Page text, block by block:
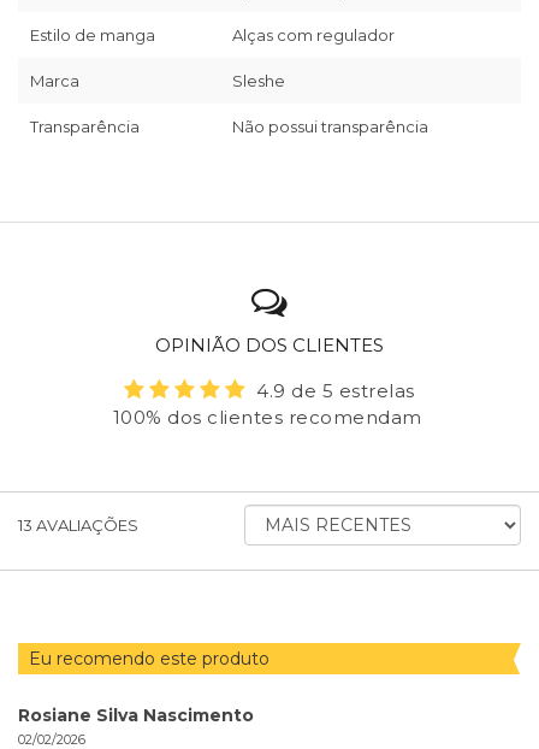
Estilo de manga Alças com regulador
Marca Sleshe
Transparência Não possui transparência
OPINIÃO DOS CLIENTES
4.9 de 5 estrelas
100% dos clientes recomendam
13 AVALIAÇÕES
ORDENAR
AVALIAÇÕES
Eu recomendo este produto
Rosiane Silva Nascimento
02/02/2026